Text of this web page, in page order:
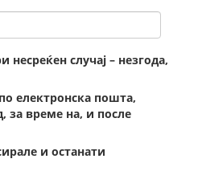
случај – незгода,
електронска пошта,
за време на, и после
и останати